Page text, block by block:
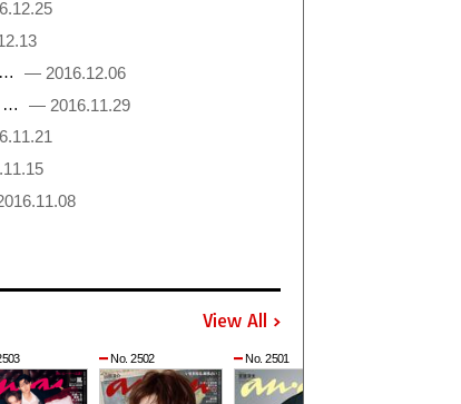
…
— 2016.12.06
…
— 2016.11.29
View All
No. 2502 No. 2501